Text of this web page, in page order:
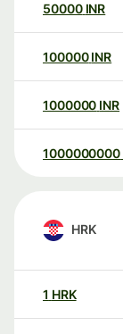
50000 INR
100000 INR
1000000 INR
1000000000
HRK
1 HRK